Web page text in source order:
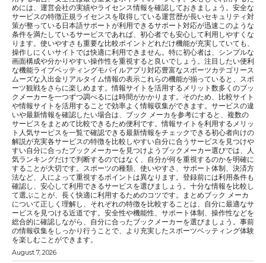
めには、運営会社の実績やライセンス情報を確認しておきましょう。安全な
サービスの特徴正規ライセンスを取得している運営歴が長いセキュリティ対
策が整っている日本語サポートが利用できるサポート対応が迅速このような
条件を満たしているサービスであれば、初心者でも安心して利用しやすくな
ります。使いやすさも重要な比較ポイントどれだけ機能が充実していても、
操作しにくいサイトでは快適に利用できません。特に初心者は、シンプルな
画面構成や分かりやすい操作性を重視すると良いでしょう。注目したい便利
な機能ライブベッティングモバイルアプリ対応豊富なスポーツカテゴリース
ムーズな入出金リアルタイム情報の表示これらの機能が揃っていると、スポ
ーツ観戦をさらに楽しめます。情報サイトを活用するメリット数多くのブッ
クメーカーを一つずつ調べるには時間がかかります。そのため、比較サイト
や情報サイトを活用することで効率よく情報収集ができます。サービスの違
いや最新情報を確認したい場合は、ブック メーカを参考にすると、複数の
サービスをまとめて比較できるため便利です。情報サイトを利用するメリッ
ト人気サービスを一覧で確認できる最新情報をチェックできる初心者向けの
解説が充実各サービスの特徴を比較しやすい自分に合うサービスを見つけや
すい自分に合ったブックメーカーを見つけようブックメーカー選びでは、人
気ランキングだけで判断するのではなく、自分が何を重視するのかを明確に
することが大切です。スポーツの種類、使いやすさ、サポート体制、決済方
法など、人によって重視するポイントは異なります。登録前には利用条件も
確認し、安心して利用できるサービスを選びましょう。十分な情報を比較し
て選ぶことが、長く快適に利用するためのコツです。まとめブック メーカ
について正しく理解し、それぞれの特徴を比較することは、自分に最適なサ
ービスを見つける近道です。安全性や機能性、サポート体制、操作性などを
総合的に確認しながら、自分に合ったブックメーカーを選びましょう。事前
の情報収集をしっかり行うことで、より充実したスポーツベッティング体験
を楽しむことができます。
August 7, 2026